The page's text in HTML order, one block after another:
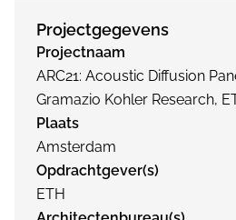
Projectgegevens
Projectnaam
ARC21: Acoustic Diffusion
Gramazio Kohler Research,
Plaats
Amsterdam
Opdrachtgever(s)
ETH